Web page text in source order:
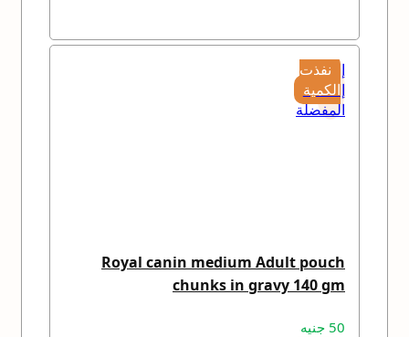
نفذت
الكمية
إضافة
إلى
المفضلة
Royal canin medium Adult pouch
chunks in gravy 140 gm
50 جنيه